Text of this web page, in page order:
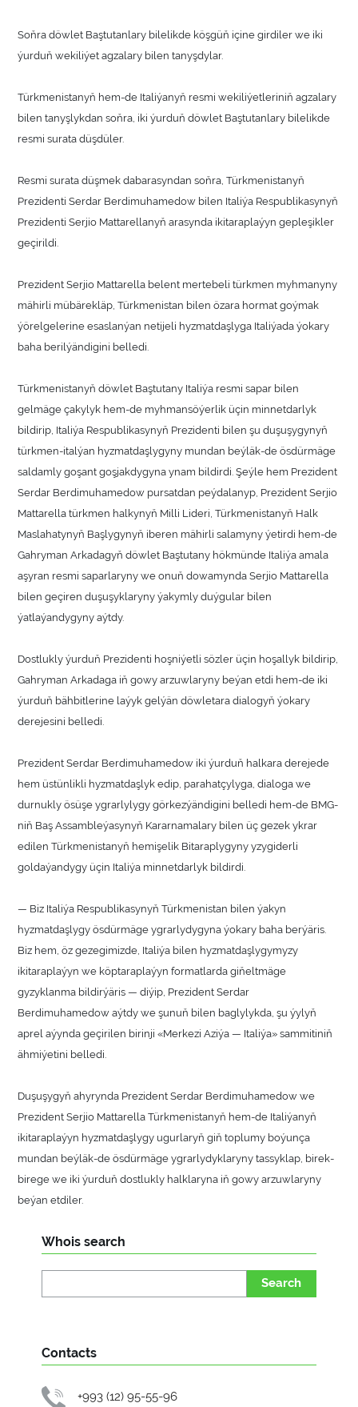
Soňra döwlet Baştutanlary bilelikde köşgüň içine girdiler we iki
ýurduň wekiliýet agzalary bilen tanyşdylar.
Türkmenistanyň hem-de Italiýanyň resmi wekiliýetleriniň agzalary
bilen tanyşlykdan soňra, iki ýurduň döwlet Baştutanlary bilelikde
resmi surata düşdüler.
Resmi surata düşmek dabarasyndan soňra, Türkmenistanyň
Prezidenti Serdar Berdimuhamedow bilen Italiýa Respublikasynyň
Prezidenti Serjio Mattarellanyň arasynda ikitaraplaýyn gepleşikler
geçirildi.
Prezident Serjio Mattarella belent mertebeli türkmen myhmanyny
mähirli mübärekläp, Türkmenistan bilen özara hormat goýmak
ýörelgelerine esaslanýan netijeli hyzmatdaşlyga Italiýada ýokary
baha berilýändigini belledi.
Türkmenistanyň döwlet Baştutany Italiýa resmi sapar bilen
gelmäge çakylyk hem-de myhmansöýerlik üçin minnetdarlyk
bildirip, Italiýa Respublikasynyň Prezidenti bilen şu duşuşygynyň
türkmen-italýan hyzmatdaşlygyny mundan beýläk-de ösdürmäge
saldamly goşant goşjakdygyna ynam bildirdi. Şeýle hem Prezident
Serdar Berdimuhamedow pursatdan peýdalanyp, Prezident Serjio
Mattarella türkmen halkynyň Milli Lideri, Türkmenistanyň Halk
Maslahatynyň Başlygynyň iberen mähirli salamyny ýetirdi hem-de
Gahryman Arkadagyň döwlet Baştutany hökmünde Italiýa amala
aşyran resmi saparlaryny we onuň dowamynda Serjio Mattarella
bilen geçiren duşuşyklaryny ýakymly duýgular bilen
ýatlaýandygyny aýtdy.
Dostlukly ýurduň Prezidenti hoşniýetli sözler üçin hoşallyk bildirip,
Gahryman Arkadaga iň gowy arzuwlaryny beýan etdi hem-de iki
ýurduň bähbitlerine laýyk gelýän döwletara dialogyň ýokary
derejesini belledi.
Prezident Serdar Berdimuhamedow iki ýurduň halkara derejede
hem üstünlikli hyzmatdaşlyk edip, parahatçylyga, dialoga we
durnukly ösüşe ygrarlylygy görkezýändigini belledi hem-de BMG-
niň Baş Assambleýasynyň Kararnamalary bilen üç gezek ykrar
edilen Türkmenistanyň hemişelik Bitaraplygyny yzygiderli
goldaýandygy üçin Italiýa minnetdarlyk bildirdi.
— Biz Italiýa Respublikasynyň Türkmenistan bilen ýakyn
hyzmatdaşlygy ösdürmäge ygrarlydygyna ýokary baha berýäris.
Biz hem, öz gezegimizde, Italiýa bilen hyzmatdaşlygymyzy
ikitaraplaýyn we köptaraplaýyn formatlarda giňeltmäge
gyzyklanma bildirýäris — diýip, Prezident Serdar
Berdimuhamedow aýtdy we şunuň bilen baglylykda, şu ýylyň
aprel aýynda geçirilen birinji «Merkezi Aziýa — Italiýa» sammitiniň
ähmiýetini belledi.
Duşuşygyň ahyrynda Prezident Serdar Berdimuhamedow we
Prezident Serjio Mattarella Türkmenistanyň hem-de Italiýanyň
ikitaraplaýyn hyzmatdaşlygy ugurlaryň giň toplumy boýunça
mundan beýläk-de ösdürmäge ygrarlydyklaryny tassyklap, birek-
birege we iki ýurduň dostlukly halklaryna iň gowy arzuwlaryny
beýan etdiler.
Whois search
Search
Contacts
+993 (12) 95-55-96